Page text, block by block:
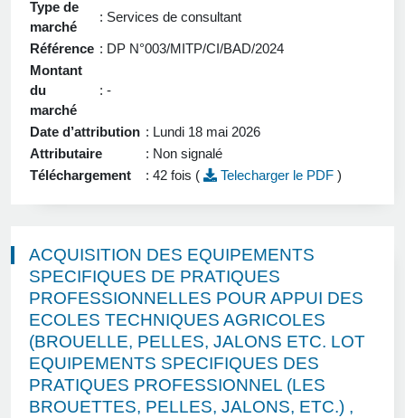
Type de
marché
: Services de consultant
Référence : DP N°003/MITP/CI/BAD/2024
Montant
du
marché
: -
Date d’attribution : Lundi 18 mai 2026
Attributaire
: Non signalé
Téléchargement
: 42 fois ( Telecharger le PDF )
ACQUISITION DES EQUIPEMENTS
SPECIFIQUES DE PRATIQUES
PROFESSIONNELLES POUR APPUI DES
ECOLES TECHNIQUES AGRICOLES
(BROUELLE, PELLES, JALONS ETC. LOT
EQUIPEMENTS SPECIFIQUES DES
PRATIQUES PROFESSIONNEL (LES
BROUETTES, PELLES, JALONS, ETC.) ,